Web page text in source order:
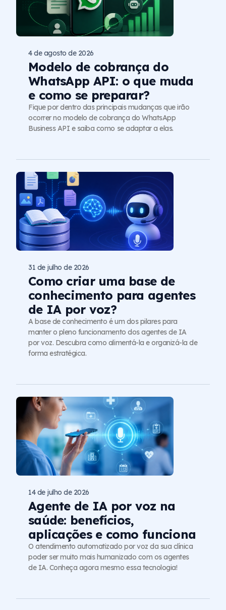
Modelo de cobrança do
WhatsApp API: o que muda
e como se preparar?
4 de agosto de 2026
Fique por dentro das principais mudanças que irão
ocorrer no modelo de cobrança do WhatsApp
Business API e saiba como se adaptar a elas.
Como criar uma base de
conhecimento para agentes
de IA por voz?
31 de julho de 2026
A base de conhecimento é um dos pilares para
manter o pleno funcionamento dos agentes de IA
por voz. Descubra como alimentá-la e organizá-la de
forma estratégica.
Agente de IA por voz na
saúde: benefícios,
aplicações e como funciona
14 de julho de 2026
O atendimento automatizado por voz da sua clínica
poder ser muito mais humanizado com os agentes
de IA. Conheça agora mesmo essa tecnologia!